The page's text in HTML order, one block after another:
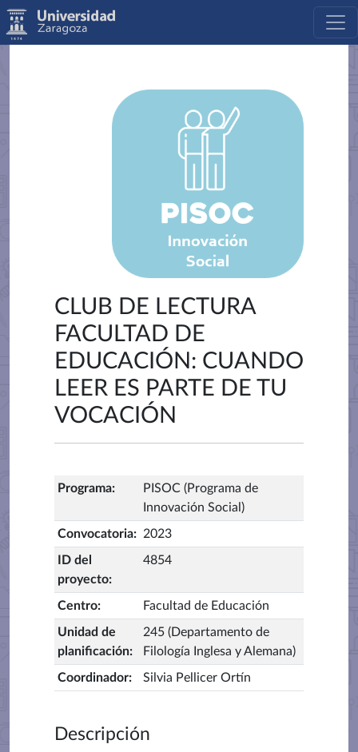
CLUB DE LECTURA
FACULTAD DE
EDUCACIÓN: CUANDO
LEER ES PARTE DE TU
VOCACIÓN
Programa:
PISOC (Programa de
Innovación Social)
Convocatoria: 2023
ID del
proyecto:
4854
Centro: Facultad de Educación
Unidad de
planificación:
245 (Departamento de
Filología Inglesa y Alemana)
Coordinador: Silvia Pellicer Ortín
Descripción